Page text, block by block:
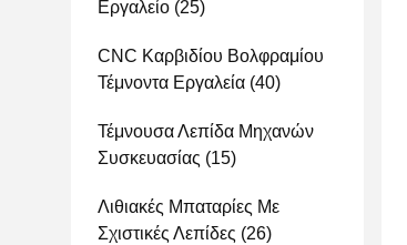
Εργαλείο (25)
CNC Καρβιδίου Βολφραμίου
Τέμνοντα Εργαλεία (40)
Τέμνουσα Λεπίδα Μηχανών
Συσκευασίας (15)
Λιθιακές Μπαταρίες Με
Σχιστικές Λεπίδες (26)